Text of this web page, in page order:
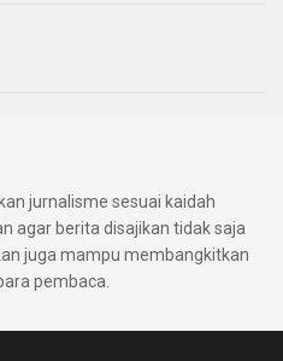
jurnalisme sesuai kaidah
agar berita disajikan tidak saja
juga mampu membangkitkan
pembaca.